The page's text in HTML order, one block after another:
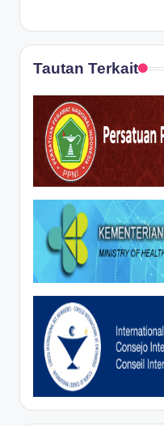
Tautan Terkait